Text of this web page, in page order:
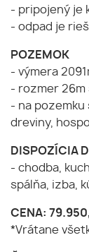
- pripojený je
- odpad je
POZEMOK
- výmera
- rozmer 26m
- na pozemku
dreviny,
DISPOZÍCIA
- chodba,
spálňa, izba,
CENA:
*Vrátane